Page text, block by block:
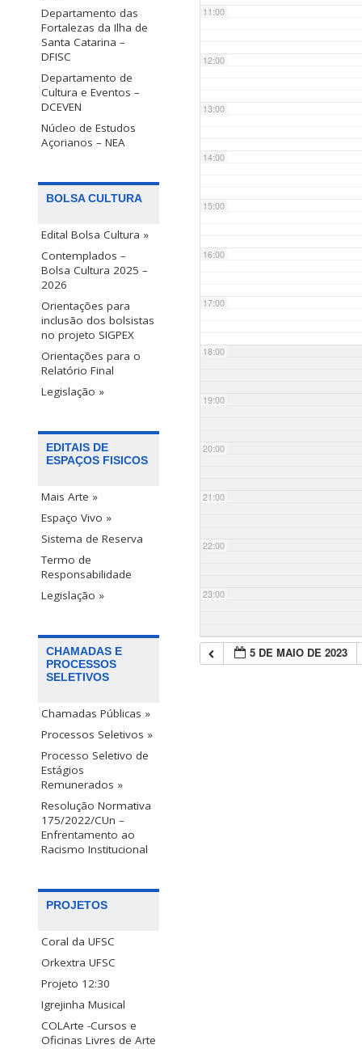
Departamento das
Fortalezas da Ilha de
Santa Catarina –
DFISC
Departamento de
Cultura e Eventos –
DCEVEN
Núcleo de Estudos
Açorianos – NEA
BOLSA CULTURA
Edital Bolsa Cultura »
Contemplados –
Bolsa Cultura 2025 –
2026
Orientações para
inclusão dos bolsistas
no projeto SIGPEX
Orientações para o
Relatório Final
Legislação »
EDITAIS DE
ESPAÇOS FISICOS
Mais Arte »
Espaço Vivo »
Sistema de Reserva
Termo de
Responsabilidade
Legislação »
CHAMADAS E
PROCESSOS
SELETIVOS
Chamadas Públicas »
Processos Seletivos »
Processo Seletivo de
Estágios
Remunerados »
Resolução Normativa
175/2022/CUn –
Enfrentamento ao
Racismo Institucional
PROJETOS
Coral da UFSC
Orkextra UFSC
Projeto 12:30
Igrejinha Musical
COLArte -Cursos e
Oficinas Livres de Arte
11:00
12:00
13:00
14:00
15:00
16:00
17:00
18:00
19:00
20:00
21:00
22:00
23:00
5 DE MAIO DE 2023